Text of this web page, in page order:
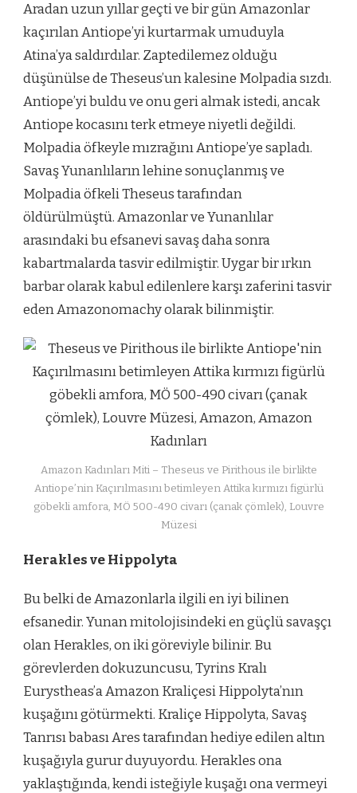
Aradan uzun yıllar geçti ve bir gün Amazonlar
kaçırılan Antiope’yi kurtarmak umuduyla
Atina’ya saldırdılar. Zaptedilemez olduğu
düşünülse de Theseus’un kalesine Molpadia sızdı.
Antiope’yi buldu ve onu geri almak istedi, ancak
Antiope kocasını terk etmeye niyetli değildi.
Molpadia öfkeyle mızrağını Antiope’ye sapladı.
Savaş Yunanlıların lehine sonuçlanmış ve
Molpadia öfkeli Theseus tarafından
öldürülmüştü. Amazonlar ve Yunanlılar
arasındaki bu efsanevi savaş daha sonra
kabartmalarda tasvir edilmiştir. Uygar bir ırkın
barbar olarak kabul edilenlere karşı zaferini tasvir
eden Amazonomachy olarak bilinmiştir.
Amazon Kadınları Miti – Theseus ve Pirithous ile birlikte
Antiope’nin Kaçırılmasını betimleyen Attika kırmızı figürlü
göbekli amfora, MÖ 500-490 civarı (çanak çömlek), Louvre
Müzesi
Herakles ve Hippolyta
Bu belki de Amazonlarla ilgili en iyi bilinen
efsanedir. Yunan mitolojisindeki en güçlü savaşçı
olan Herakles, on iki göreviyle bilinir. Bu
görevlerden dokuzuncusu, Tyrins Kralı
Eurystheas’a Amazon Kraliçesi Hippolyta’nın
kuşağını götürmekti. Kraliçe Hippolyta, Savaş
Tanrısı babası Ares tarafından hediye edilen altın
kuşağıyla gurur duyuyordu. Herakles ona
yaklaştığında, kendi isteğiyle kuşağı ona vermeyi